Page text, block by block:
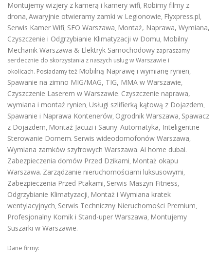
Montujemy wizjery z kamerą i kamery wifi, Robimy filmy z
drona, Awaryjnie otwieramy zamki w Legionowie, Flyxpress.pl,
Serwis Kamer Wifi, SEO Warszawa, Montaż, Naprawa, Wymiana,
Czyszczenie i Odgrzybianie Klimatyzacji w Domu, Mobilny
Mechanik Warszawa & Elektryk Samochodowy zapraszamy
serdecznie do skorzystania z naszych usług w Warszawie i
okolicach. Posiadamy też Mobilną Naprawę i wymianę rynien,
Spawanie na zimno MIG/MAG, TIG, MMA w Warszawie,
Czyszczenie Laserem w Warszawie. Czyszczenie naprawa,
wymiana i montaż rynien, Usługi szlifierką kątową z Dojazdem,
Spawanie i Naprawa Kontenerów, Ogrodnik Warszawa, Spawacz
z Dojazdem, Montaż Jacuzi i Sauny. Automatyka, Inteligentne
Sterowanie Domem. Serwis wideodomofonów Warszawa,
Wymiana zamków szyfrowych Warszawa. Ai home dubai.
Zabezpieczenia domów Przed Dzikami, Montaż okapu
Warszawa. Zarządzanie nieruchomościami luksusowymi,
Zabezpieczenia Przed Ptakami, Serwis Maszyn Fitness,
Odgrzybianie Klimatyzacji, Montaż i Wymiana kratek
wentylacyjnych, Serwis Techniczny Nieruchomości Premium,
Profesjonalny Komik i Stand-uper Warszawa, Montujemy
Suszarki w Warszawie.
Dane firmy: